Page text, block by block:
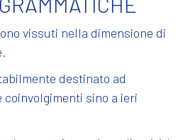
vissuti nella dimensione di
destinato ad
sino a ieri